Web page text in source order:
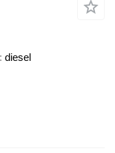
diesel